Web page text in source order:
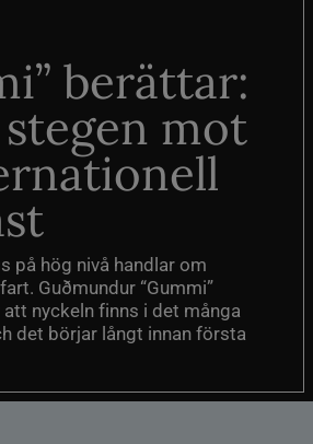
berättar:
mot
på hög nivå handlar om
Guðmundur “Gummi”
nyckeln finns i det många
det börjar långt innan första